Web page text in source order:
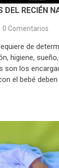
DEL RECIÉN
0 Comentarios
de
higiene,
son los
el bebé